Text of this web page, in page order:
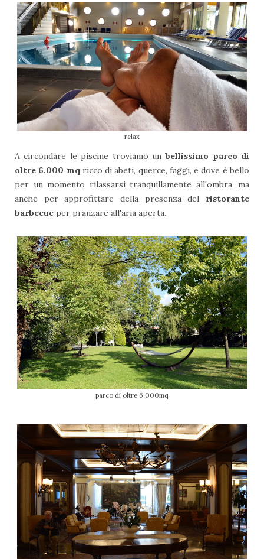
relax
A circondare le piscine troviamo unbellissimo parco di
oltre 6.000 mq ricco di abeti, querce, faggi, e dove è bello
per un momento rilassarsi tranquillamente all'ombra, ma
anche per approfittare della presenza del ristorante
barbecue per pranzare all'aria aperta.
parco di oltre 6.000mq